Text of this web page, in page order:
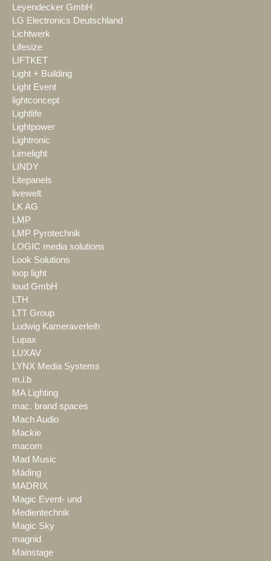
Leyendecker GmbH
LG Electronics Deutschland
Lichtwerk
Lifesize
LIFTKET
Light + Building
Light Event
lightconcept
Lightlife
Lightpower
Lightronic
Limelight
LINDY
Litepanels
livewelt
LK AG
LMP
LMP Pyrotechnik
LOGIC media solutions
Look Solutions
loop light
loud GmbH
LTH
LTT Group
Ludwig Kameraverleih
Lupax
LUXAV
LYNX Media Systems
m.i.b
MA Lighting
mac. brand spaces
Mach Audio
Mackie
macom
Mad Music
Mäding
MADRIX
Magic Event- und
Medientechnik
Magic Sky
magnid
Mainstage